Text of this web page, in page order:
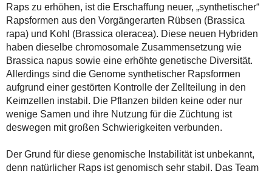
Raps zu erhöhen, ist die Erschaffung neuer, „synthetischer“
Rapsformen aus den Vorgängerarten Rübsen (Brassica
rapa) und Kohl (Brassica oleracea). Diese neuen Hybriden
haben dieselbe chromosomale Zusammensetzung wie
Brassica napus sowie eine erhöhte genetische Diversität.
Allerdings sind die Genome synthetischer Rapsformen
aufgrund einer gestörten Kontrolle der Zellteilung in den
Keimzellen instabil. Die Pflanzen bilden keine oder nur
wenige Samen und ihre Nutzung für die Züchtung ist
deswegen mit großen Schwierigkeiten verbunden.
Der Grund für diese genomische Instabilität ist unbekannt,
denn natürlicher Raps ist genomisch sehr stabil. Das Team